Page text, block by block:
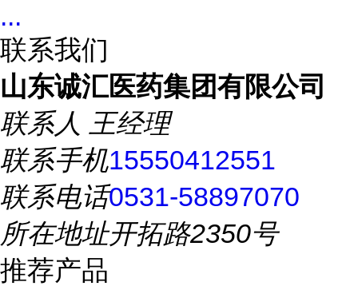
...
联系我们
山东诚汇医药集团有限公司
联系人 王经理
联系手机15550412551
联系电话0531-58897070
所在地址开拓路2350号
推荐产品